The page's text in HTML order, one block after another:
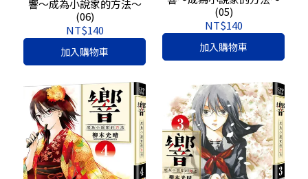
響～成為小說家的方法～
(06)
NT$140
加入購物車
(05)
NT$140
加入購物車